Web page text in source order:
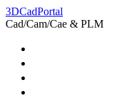
3DCadPortal
Cad/Cam/Cae & PLM